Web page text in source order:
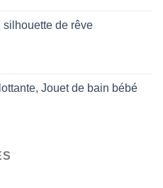
silhouette de rêve
Jouet de bain bébé